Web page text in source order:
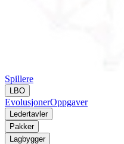
Spillere
LBO
EvolusjonerOppgaver
Ledertavler
Pakker
Lagbygger